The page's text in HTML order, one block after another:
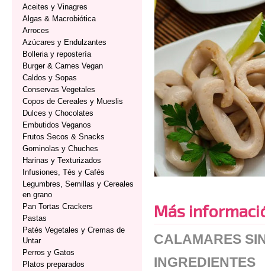
Aceites y Vinagres
Algas & Macrobiótica
Arroces
Azúcares y Endulzantes
Bolleria y repostería
Burger & Carnes Vegan
Caldos y Sopas
Conservas Vegetales
Copos de Cereales y Mueslis
Dulces y Chocolates
Embutidos Veganos
Frutos Secos & Snacks
Gominolas y Chuches
Harinas y Texturizados
Infusiones, Tés y Cafés
Legumbres, Semillas y Cereales
en grano
Pan Tortas Crackers
Pastas
Patés Vegetales y Cremas de
Untar
Perros y Gatos
Platos preparados
Más
CALAMARES
INGREDIENTES